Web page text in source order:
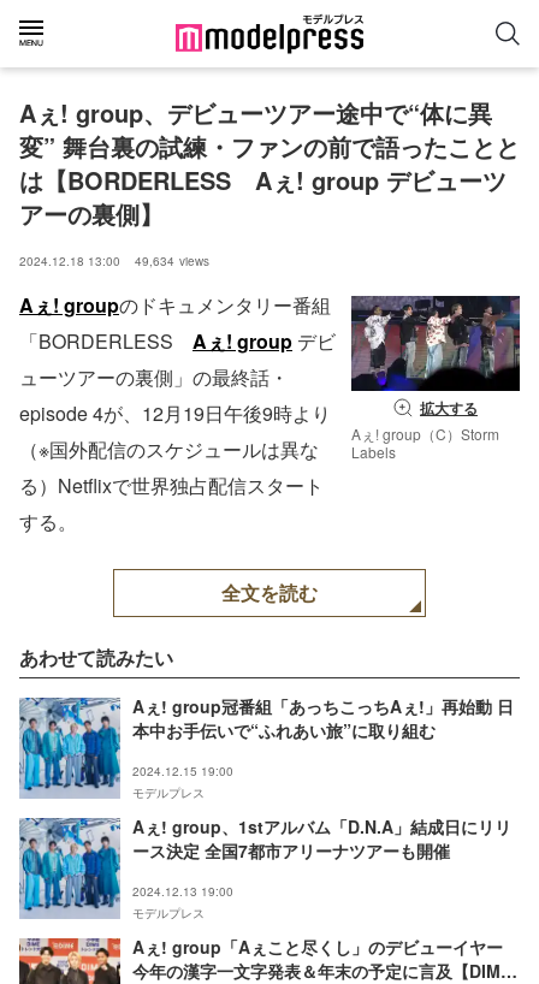
Aぇ! group、デビューツアー途中で“体に異
変” 舞台裏の試練・ファンの前で語ったことと
は【BORDERLESS　Aぇ! group デビューツ
アーの裏側】
2024.12.18 13:00 49,634 views
拡大する
Aぇ! group（C）Storm
Labels
Aぇ! groupのドキュメンタリー番組
「BORDERLESS Aぇ! group デビ
ューツアーの裏側」の最終話・
episode 4が、12⽉19⽇午後9時より
（※国外配信のスケジュールは異な
る）Netflixで世界独占配信スタート
する。
全文を読む
あわせて読みたい
Aぇ! group冠番組「あっちこっちAぇ!」再始動 日
本中お手伝いで“ふれあい旅”に取り組む
2024.12.15 19:00
モデルプレス
Aぇ! group、1stアルバム「D.N.A」結成日にリリ
ース決定 全国7都市アリーナツアーも開催
2024.12.13 19:00
モデルプレス
Aぇ! group「Aぇこと尽くし」のデビューイヤー
今年の漢字一文字発表＆年末の予定に言及【DIME